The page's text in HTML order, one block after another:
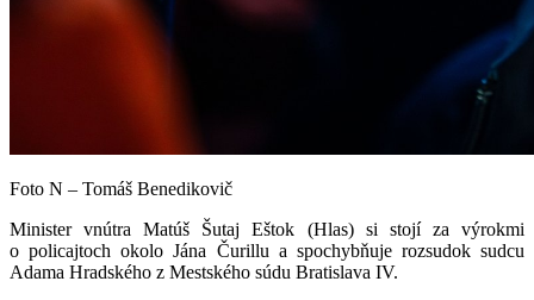
Foto N – Tomáš Benedikovič
Minister vnútra Matúš Šutaj Eštok (Hlas) si stojí za výrokmi
o policajtoch okolo Jána Čurillu a spochybňuje rozsudok sudcu
Adama Hradského z Mestského súdu Bratislava IV.